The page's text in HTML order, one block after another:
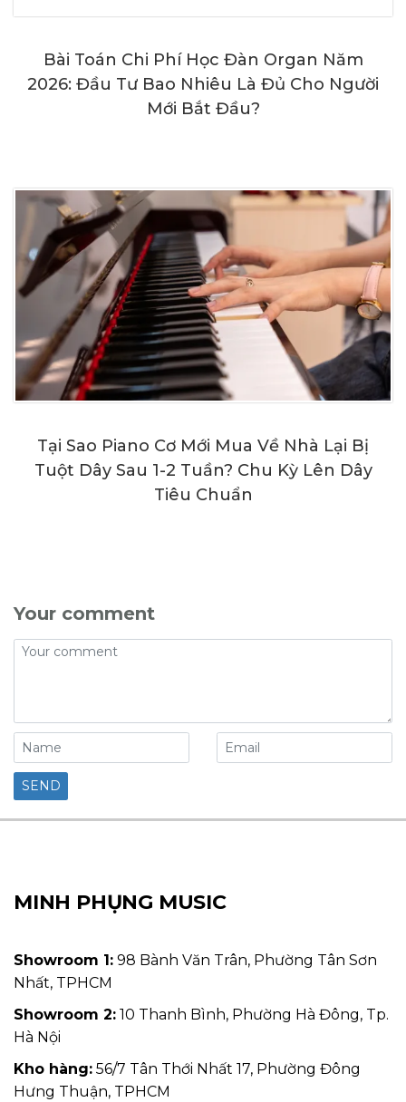
Bài Toán Chi Phí Học Đàn Organ Năm
2026: Đầu Tư Bao Nhiêu Là Đủ Cho Người
Mới Bắt Đầu?
Tại Sao Piano Cơ Mới Mua Về Nhà Lại Bị
Tuột Dây Sau 1-2 Tuần? Chu Kỳ Lên Dây
Tiêu Chuẩn
Your comment
MINH PHỤNG MUSIC
Showroom 1: 98 Bành Văn Trân, Phường Tân Sơn
Nhất, TPHCM
Showroom 2: 10 Thanh Bình, Phường Hà Đông, Tp.
Hà Nội
Kho hàng: 56/7 Tân Thới Nhất 17, Phường Đông
Hưng Thuận, TPHCM